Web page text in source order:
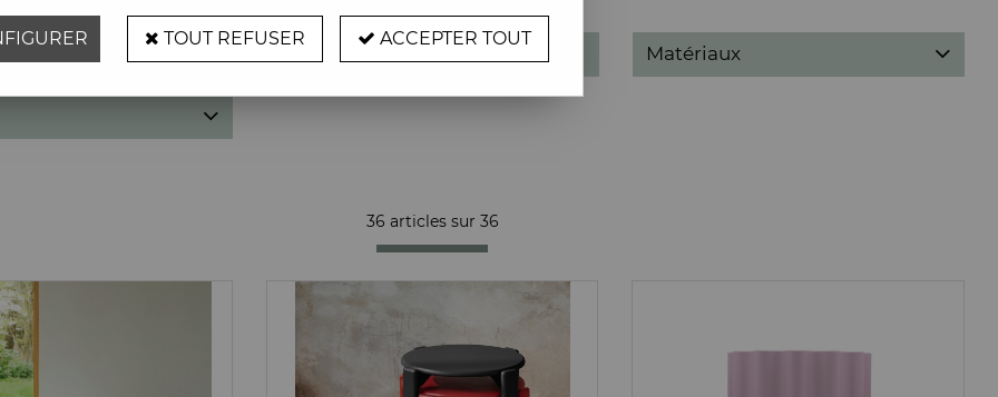
Matériaux
36 articles sur 36
TOUT REFUSER ACCEPTER TOUT